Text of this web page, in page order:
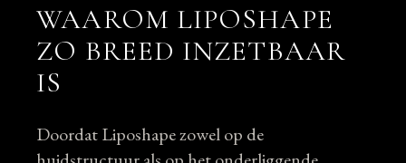
WAAROM LIPOSHAPE
ZO BREED INZETBAAR
IS
Doordat Liposhape zowel op de